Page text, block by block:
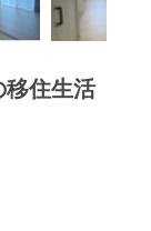
移住生活